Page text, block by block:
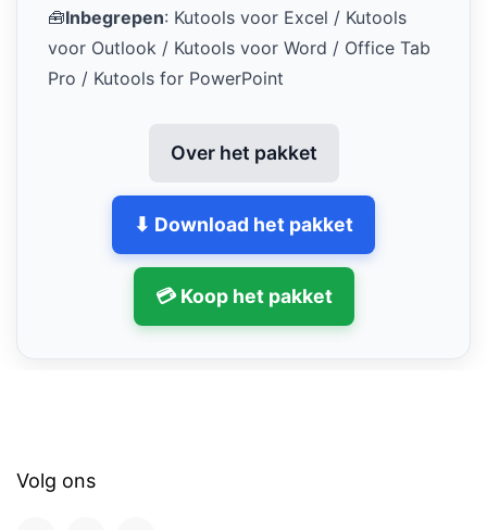
🧰Inbegrepen: Kutools voor Excel / Kutools
voor Outlook / Kutools voor Word / Office Tab
Pro / Kutools for PowerPoint
Over het pakket
⬇ Download het pakket
💳 Koop het pakket
Volg ons